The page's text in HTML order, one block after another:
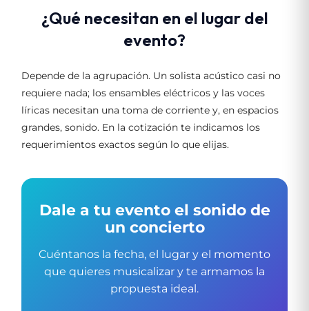
¿Qué necesitan en el lugar del
evento?
Depende de la agrupación. Un solista acústico casi no
requiere nada; los ensambles eléctricos y las voces
líricas necesitan una toma de corriente y, en espacios
grandes, sonido. En la cotización te indicamos los
requerimientos exactos según lo que elijas.
Dale a tu evento el sonido de
un concierto
Cuéntanos la fecha, el lugar y el momento
que quieres musicalizar y te armamos la
propuesta ideal.